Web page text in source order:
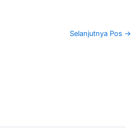
Selanjutnya Pos →